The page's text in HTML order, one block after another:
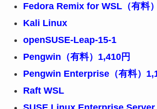
Fedora Remix for WSL（有料
Kali Linux
openSUSE-Leap-15-1
Pengwin（有料）1,410円
Pengwin Enterprise（有料）
Raft WSL